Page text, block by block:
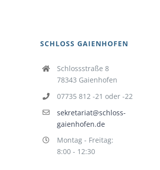
SCHLOSS GAIENHOFEN
Schlossstraße 8
78343 Gaienhofen
07735 812 -21 oder -22
sekretariat@schloss-
gaienhofen.de
Montag - Freitag:
8:00 - 12:30